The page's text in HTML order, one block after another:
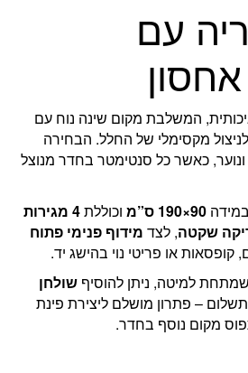
עם
המשלבת מקום שינה נוח עם
מקסימלי של החלל. הבחירה
כאשר כל סנטימטר בחדר מנוצל
90×190 ס”מ וכוללת 4 מגירות
שקטה, לצד מידוף פנימי פתוח
או פריטי נוי בהישג יד.
למיטה, ניתן להוסיף שולחן
– פתרון מושלם ליצירת פינת
מקום נוסף בחדר.